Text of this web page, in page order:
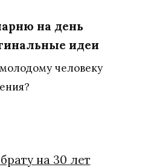
на день
идеи
человеку